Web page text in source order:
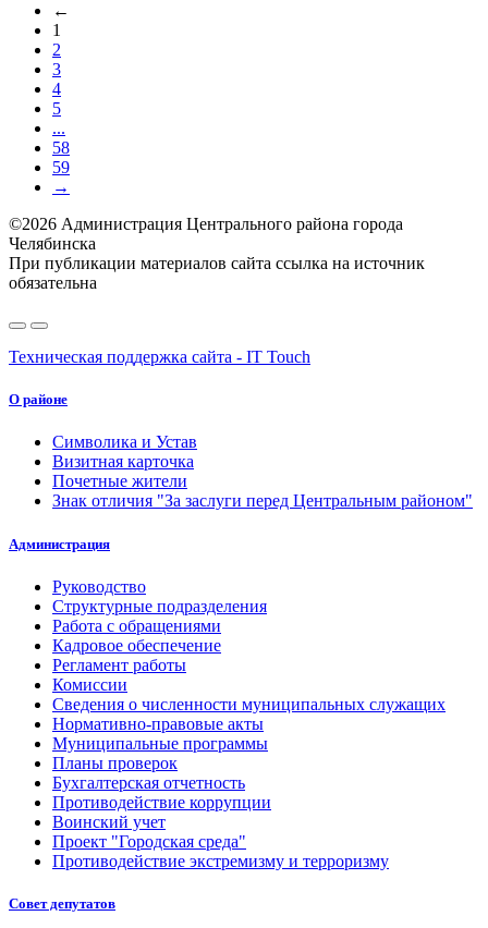
←
1
2
3
4
5
...
58
59
→
©2026 Администрация Центрального района города
Челябинска
При публикации материалов сайта ссылка на источник
обязательна
Техническая поддержка сайта - IT Touch
О районе
Символика и Устав
Визитная карточка
Почетные жители
Знак отличия "За заслуги перед Центральным районом"
Администрация
Руководство
Структурные подразделения
Работа с обращениями
Кадровое обеспечение
Регламент работы
Комиссии
Сведения о численности муниципальных служащих
Нормативно-правовые акты
Муниципальные программы
Планы проверок
Бухгалтерская отчетность
Противодействие коррупции
Воинский учет
Проект "Городская среда"
Противодействие экстремизму и терроризму
Совет депутатов